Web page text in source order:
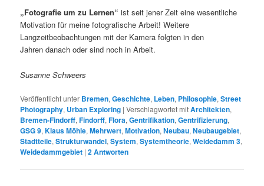
„Fotografie um zu Lernen“ ist seit jener Zeit eine wesentliche
Motivation für meine fotografische Arbeit! Weitere
Langzeitbeobachtungen mit der Kamera folgten in den
Jahren danach oder sind noch in Arbeit.
Susanne Schweers
Veröffentlicht unter Bremen,Geschichte, Leben, Philosophie,Street
Photography, Urban Exploring |Verschlagwortet mitArchitekten,
Bremen-Findorff,Findorff,Flora,Gentrifikation,Gentrifizierung,
GSG 9,Klaus Möhle,Mehrwert,Motivation,Neubau,Neubaugebiet,
Stadtteile,Strukturwandel,System,Systemtheorie,Weidedamm 3,
Weidedammgebiet |2Antworten